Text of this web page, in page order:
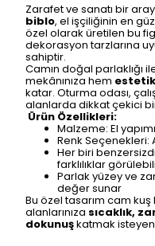
Zarafet ve sanatı bir
biblo, el işçiliğinin en
özel olarak üretilen bu
dekorasyon tarzlarına
sahiptir.
Camın doğal parlaklığı
mekânınıza hem estetik
katar. Oturma odası,
alanlarda dikkat çekici
Ürün Özellikleri:
Malzeme: El
Renk Seçenekleri:
Her biri
farklılıklar
Parlak yüzey ve
değer sunar
Bu özel tasarım cam
alanlarınıza sıcaklık,
dokunuşkatmak